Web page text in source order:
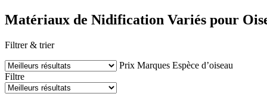
Matériaux de Nidification Variés pour
Filtrer & trier
Prix Marques Espèce d’oiseau
Filtre